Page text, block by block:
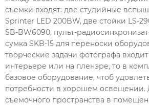
съемки входят: две студийные
Sprinter LED 200BW, две стойки LS-
SB-BW6090, пульт-
сумка SKB-15 для переноски
творческие задачи фотографа
интерьере или на пленэре, то в
базовое оборудование, чтоб
потребности в хорошем освещении.
съемочного пространства в